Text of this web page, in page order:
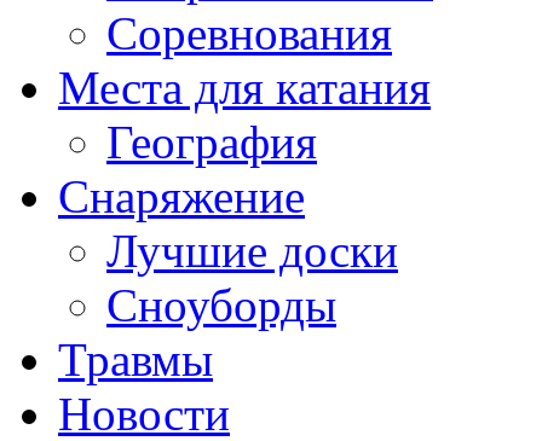
Соревнования
Места для катания
География
Снаряжение
Лучшие доски
Сноуборды
Травмы
Новости